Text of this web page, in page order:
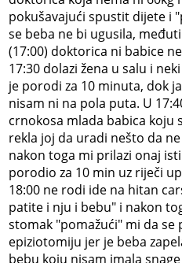
pokušavajući spustit dijete i
se beba ne bi ugusila,
(17:00) doktorica ni babice
17:30 dolazi žena u salu i
je porodi za 10 minuta, dok
nisam ni na pola puta. U
crnokosa mlada babica koju
rekla joj da uradi nešto da
nakon toga mi prilazi onaj
porodio za 10 min uz riječi
18:00 ne rodi ide na hitan
patite i nju i bebu" i nakon
stomak "pomažući" mi da
epiziotomiju jer je beba
bebu koju nisam imala